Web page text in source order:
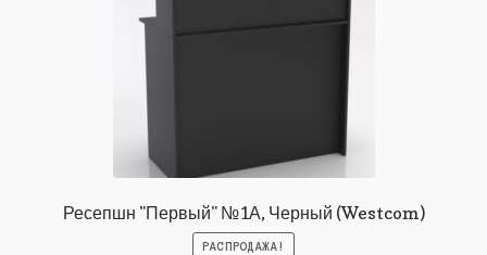
Ресепшн "Первый" №1А, Черный (Westcom)
РАСПРОДАЖА!